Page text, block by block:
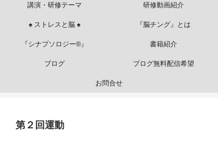
講演・研修テーマ 研修動画紹介
♠ ストレスと脳 ♠ 『脳チング』とは
『シナプソロジー®』 書籍紹介
ブログ ブログ無料配信希望
お問合せ
第２回運動